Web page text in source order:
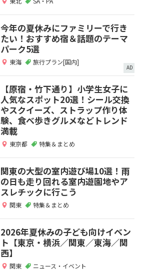
今年の夏休みにファミリーで行き
たい！おすすめ宿＆話題のテーマ
パーク5選
東海 旅行プラン[国内]
AD
【原宿・竹下通り】小学生女子に
人気なスポット20選！シール交換
やスクイーズ、ストラップ作り体
験、食べ歩きグルメなどトレンド
満載
東京都 特集＆まとめ
関東の大型の室内遊び場10選！雨
の日も走り回れる室内遊園地やア
スレチックに行こう
関東 特集＆まとめ
2026年夏休みの子ども向けイベン
ト【東京・横浜／関東／東海／関
西】
関東 ニュース・イベント